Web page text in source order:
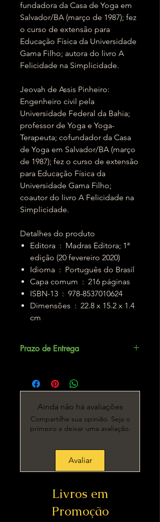
fundadora da Casa de Yoga em
Salvador/BA (março de 1987); fez
o curso de extensão para
Educação Física da Universidade
Gama Filho; autora do livro A
Felicidade na Simplicidade.
Jeovah de Assis Pinheiro:
Engenheiro civil pela
Universidade Federal da Bahia;
professor de Yoga e Yoga-
Terapeuta; cofundador da Casa
de Yoga em Salvador/BA (março
de 1987); fez o curso de extensão
para Educação Física da
Universidade Gama Filho;
coautor do livro A Felicidade na
Simplicidade.
Detalhes do produto
Editora ‏ : ‎ Madras Editora; 1ª
edição (20 fevereiro 2020)
Idioma ‏ : ‎ Português do Brasil
Capa comum ‏ : ‎ 216 páginas
ISBN-13 ‏ : ‎ 978-8537010624
Dimensões ‏ : ‎ 22.8 x 15.2 x 1.4
cm
Prazo de Entrega
Ainda não há avaliações
Compartilhe sua opinião. Seja o
primeiro a deixar uma avaliação.
Avaliar
Livros em
Promoção